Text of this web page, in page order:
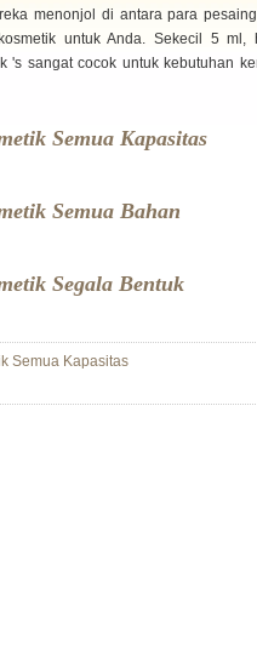
menonjol di antara para
untuk Anda. Sekecil 5 ml,
's sangat cocok untuk kebutuhan
Semua Kapasitas
Semua Bahan
Segala Bentuk
Semua Kapasitas